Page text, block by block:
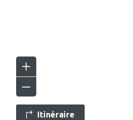
Itinéraire